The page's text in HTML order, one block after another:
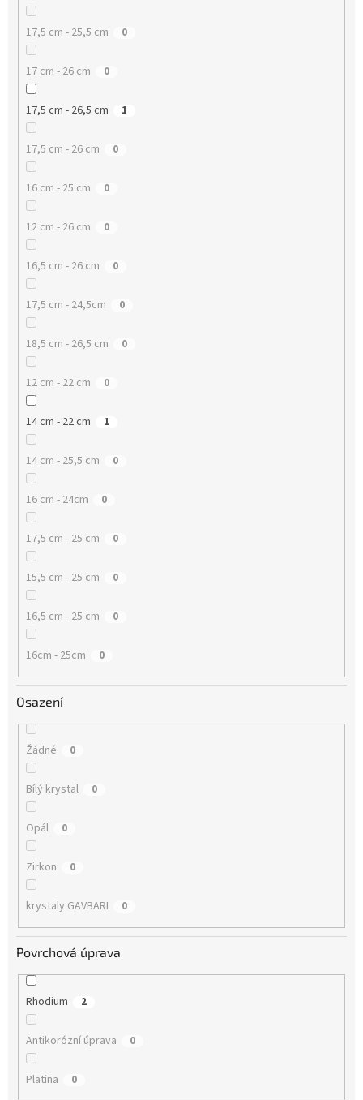
17,5 cm - 25,5 cm 0
17 cm - 26 cm 0
17,5 cm - 26,5 cm 1
17,5 cm - 26 cm 0
16 cm - 25 cm 0
12 cm - 26 cm 0
16,5 cm - 26 cm 0
17,5 cm - 24,5cm 0
18,5 cm - 26,5 cm 0
12 cm - 22 cm 0
14 cm - 22 cm 1
14 cm - 25,5 cm 0
16 cm - 24cm 0
17,5 cm - 25 cm 0
15,5 cm - 25 cm 0
16,5 cm - 25 cm 0
16cm - 25cm 0
Osazení
Žádné 0
Bílý krystal 0
Opál 0
Zirkon 0
krystaly GAVBARI 0
Povrchová úprava
Rhodium 2
Antikorózní úprava 0
Platina 0